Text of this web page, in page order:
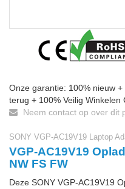
Onze garantie: 100% nieuw
terug + 100% Veilig Winkelen
Neem contact op over dit
SONY VGP-AC19V19 Laptop
VGP-AC19V19
NW FS FW
Deze SONY VGP-AC19V19